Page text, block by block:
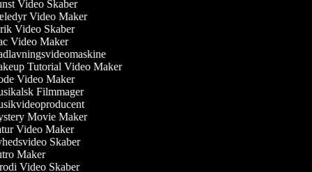
Video Skaber
Video Maker
Video Skaber
Video Maker
Tutorial Video Maker
Video Maker
Filmmager
Movie Maker
Video Maker
Skaber
Maker
Video Skaber